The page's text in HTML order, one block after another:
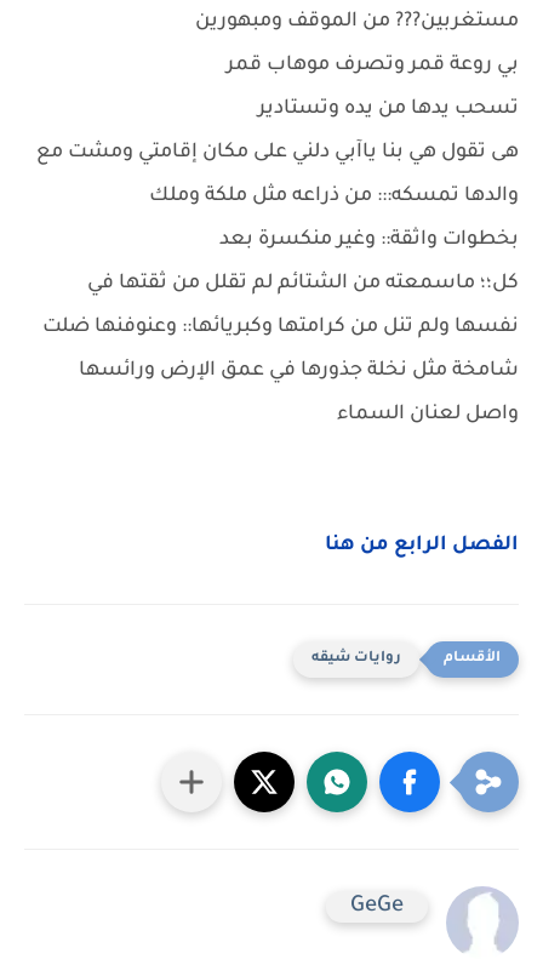
مستغربين??? من الموقف ومبهورين
بي روعة قمر وتصرف موهاب قمر
تسحب يدها من يده وتستادير
هى تقول هي بنا ياآبي دلني على مكان إقامتي ومشت مع
والدها تمسكه::: من ذراعه مثل ملكة وملك
بخطوات واثقة:: وغير منكسرة بعد
كل؛؛ ماسمعته من الشتائم لم تقلل من ثقتها في
نفسها ولم تنل من كرامتها وكبريائها:: وعنوفنها ضلت
شامخة مثل نخلة جذورها في عمق الإرض ورائسها
واصل لعنان السماء
الفصل الرابع من هنا
روايات شيقه
GeGe